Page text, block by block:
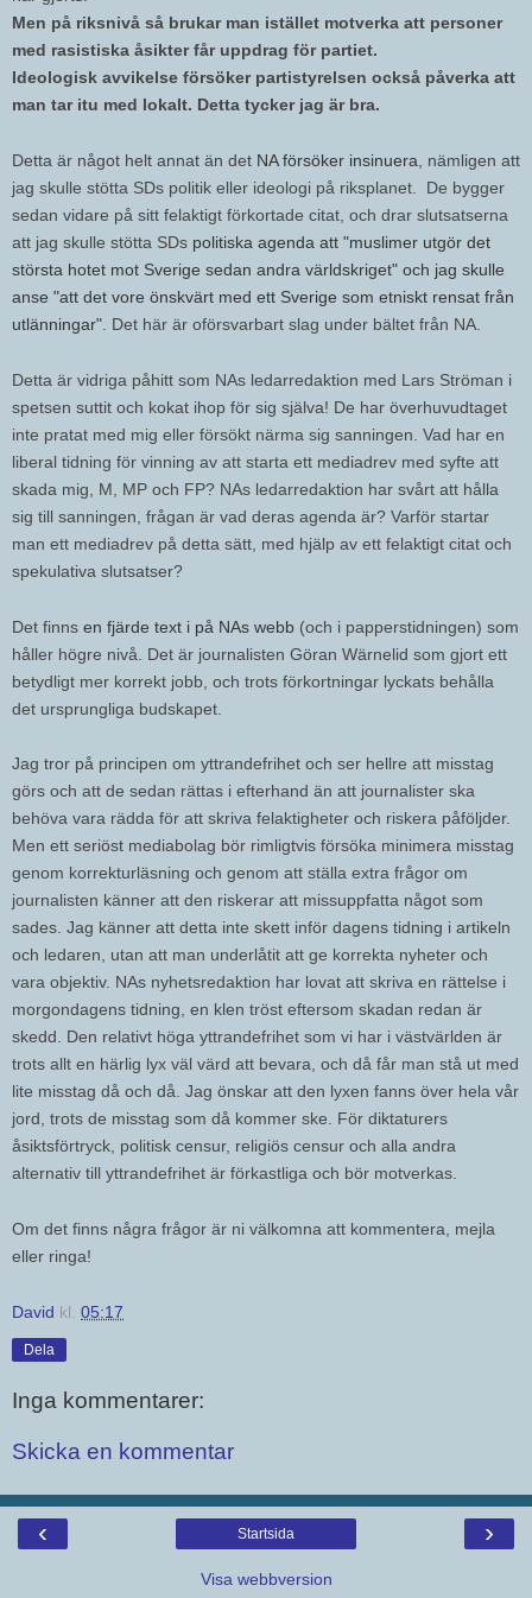
Men på riksnivå så brukar man istället motverka att personer
med rasistiska åsikter får uppdrag för partiet.
Ideologisk avvikelse försöker partistyrelsen också påverka att
man tar itu med lokalt. Detta tycker jag är bra.
Detta är något helt annat än det NA försöker insinuera , nämligen att
jag skulle stötta SDs politik eller ideologi på riksplanet. De bygger
sedan vidare på sitt felaktigt förkortade citat, och drar slutsatserna
att jag skulle stötta SDs politiska agenda att "muslimer utgör det
största hotet mot Sverige sedan andra världskriget" och jag skulle
anse "att det vore önskvärt med ett Sverige som etniskt rensat från
utlänningar" . Det här är oförsvarbart slag under bältet från NA.
Detta är vidriga påhitt som NAs ledarredaktion med Lars Ströman i
spetsen suttit och kokat ihop för sig själva! De har överhuvudtaget
inte pratat med mig eller försökt närma sig sanningen. Vad har en
liberal tidning för vinning av att starta ett mediadrev med syfte att
skada mig, M, MP och FP? NAs ledarredaktion har svårt att hålla
sig till sanningen, frågan är vad deras agenda är? Varför startar
man ett mediadrev på detta sätt, med hjälp av ett felaktigt citat och
spekulativa slutsatser?
Det finns en fjärde text i på NAs webb (och i papperstidningen) som
håller högre nivå. Det är journalisten Göran Wärnelid som gjort ett
betydligt mer korrekt jobb, och trots förkortningar lyckats behålla
det ursprungliga budskapet.
Jag tror på principen om yttrandefrihet och ser hellre att misstag
görs och att de sedan rättas i efterhand än att journalister ska
behöva vara rädda för att skriva felaktigheter och riskera påföljder.
Men ett seriöst mediabolag bör rimligtvis försöka minimera misstag
genom korrekturläsning och genom att ställa extra frågor om
journalisten känner att den riskerar att missuppfatta något som
sades. Jag känner att detta inte skett inför dagens tidning i artikeln
och ledaren, utan att man underlåtit att ge korrekta nyheter och
vara objektiv. NAs nyhetsredaktion har lovat att skriva en rättelse i
morgondagens tidning, en klen tröst eftersom skadan redan är
skedd. Den relativt höga yttrandefrihet som vi har i västvärlden är
trots allt en härlig lyx väl värd att bevara, och då får man stå ut med
lite misstag då och då. Jag önskar att den lyxen fanns över hela vår
jord, trots de misstag som då kommer ske. För diktaturers
åsiktsförtryck, politisk censur, religiös censur och alla andra
alternativ till yttrandefrihet är förkastliga och bör motverkas.
Om det finns några frågor är ni välkomna att kommentera, mejla
eller ringa!
David kl. 05:17
Dela
Inga kommentarer:
Skicka en kommentar
‹ ›
Startsida
Visa webbversion